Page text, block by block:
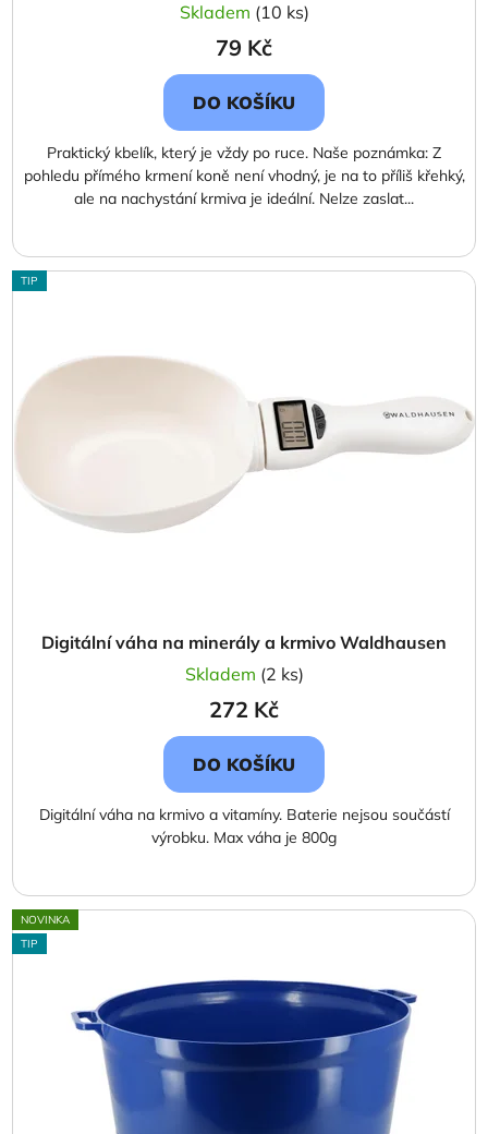
Skladem (10 ks)
79 Kč
DO KOŠÍKU
Praktický kbelík, který je vždy po ruce. Naše poznámka: Z
pohledu přímého krmení koně není vhodný, je na to příliš křehký,
ale na nachystání krmiva je ideální. Nelze zaslat...
TIP
Digitální váha na minerály a krmivo Waldhausen
Skladem (2 ks)
272 Kč
DO KOŠÍKU
Digitální váha na krmivo a vitamíny. Baterie nejsou součástí
výrobku. Max váha je 800g
NOVINKA
TIP